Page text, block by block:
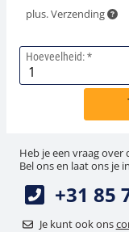
plus. Verzending
Hoeveelheid:
Heb je een vraag
Bel ons en laat ons je
+31 85
Je kunt ook ons